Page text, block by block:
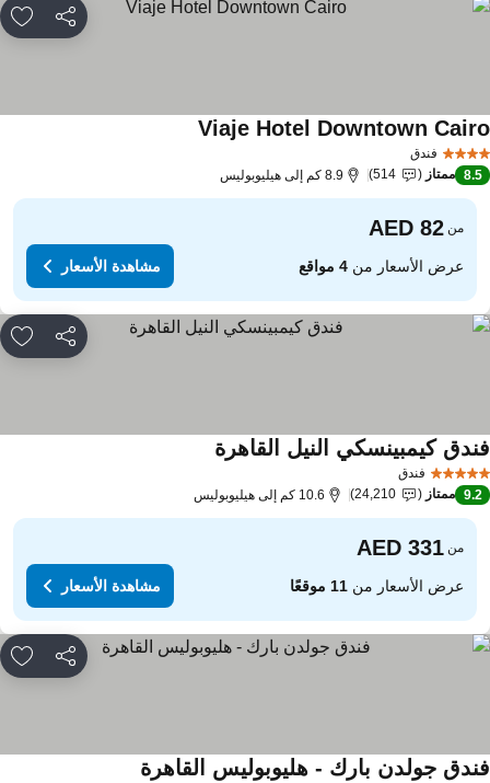
مشاركة
فندق
Viaje Hotel Downtown
8.5 ممتاز 514 8.9 كم إلى هيليوبوليس
من
عرض الأسعار من4 مواقع مشاهدة الأسعار
مشاركة
فندق
كيمبينسكي النيل القاهرة
9.2 ممتاز 24,210 10.6 كم إلى هيليوبوليس
من
عرض الأسعار من11 موقعًا مشاهدة الأسعار
مشاركة
جولدن بارك - هليوبوليس القاهرة